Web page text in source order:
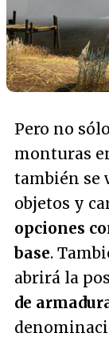
Pero no
monturas
también se
objetos y
opciones
base.
abrirá la
de